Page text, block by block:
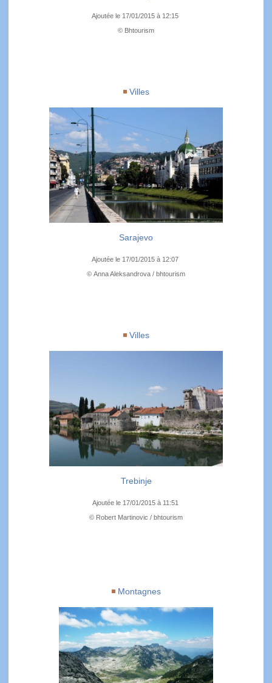
Ajoutée le 17/01/2015 à 12:15
© Bhtourism
Villes
Sarajevo
Ajoutée le 17/01/2015 à 12:07
© Anna Aleksandrova / bhtourism
Villes
Trebinje
Ajoutée le 17/01/2015 à 11:51
© Robert Martinovic / bhtourism
Montagnes